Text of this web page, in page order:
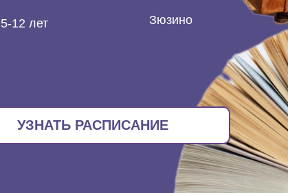
5-12 лет Зюзино
УЗНАТЬ РАСПИСАНИЕ